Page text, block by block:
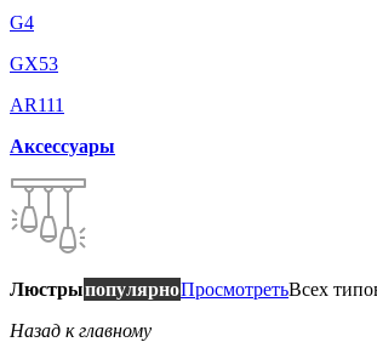
G4
GX53
AR111
Аксессуары
ЛюстрыпопулярноПросмотретьВсех
Назад к главному